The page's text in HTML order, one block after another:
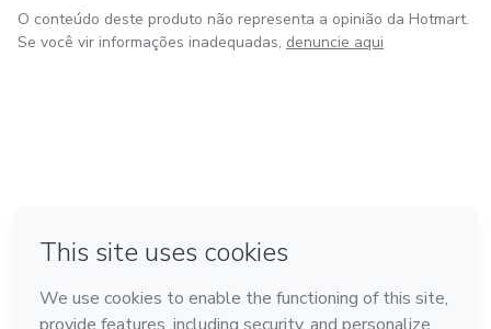
O conteúdo deste produto não representa a opinião da Hotmart.
Se você vir informações inadequadas, denuncie aqui
Feito com ❤ em Bogotá